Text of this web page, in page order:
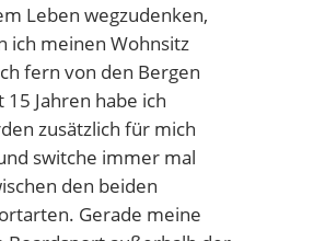
Leben wegzudenken,
ich meinen Wohnsitz
fern von den Bergen
Jahren habe ich
zusätzlich für mich
switche immer mal
den beiden
Gerade meine